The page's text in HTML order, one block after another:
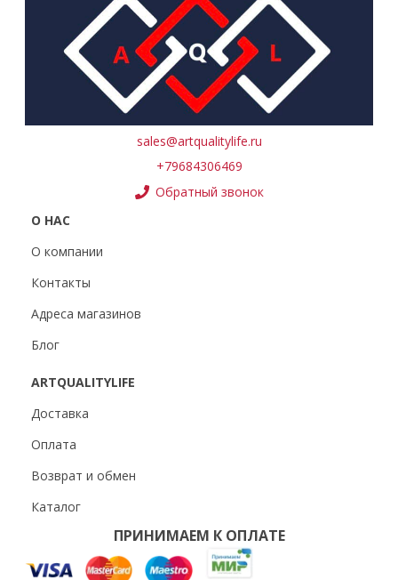
sales@artqualitylife.ru
+79684306469
Обратный звонок
О НАС
О компании
Контакты
Адреса магазинов
Блог
ARTQUALITYLIFE
Доставка
Оплата
Возврат и обмен
Каталог
ПРИНИМАЕМ К ОПЛАТЕ